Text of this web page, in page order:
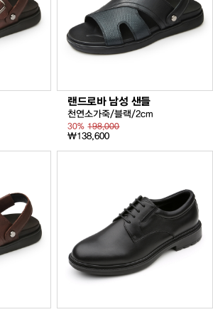
랜드로바 남성 샌들
천연소가죽/블랙/2cm
30%198,000
₩138,600